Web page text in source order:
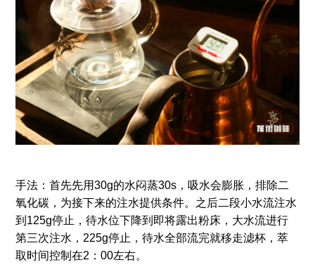
手法：首先先用30g的水闷蒸30s，吸水会膨胀，排除二
氧化碳，为接下来的注水提供条件。之后二段小水流注水
到125g停止，待水位下降到即将露出粉床，大水流进行
第三次注水，225g停止，待水全部流完就移走滤杯，萃
取时间控制在2：00左右。